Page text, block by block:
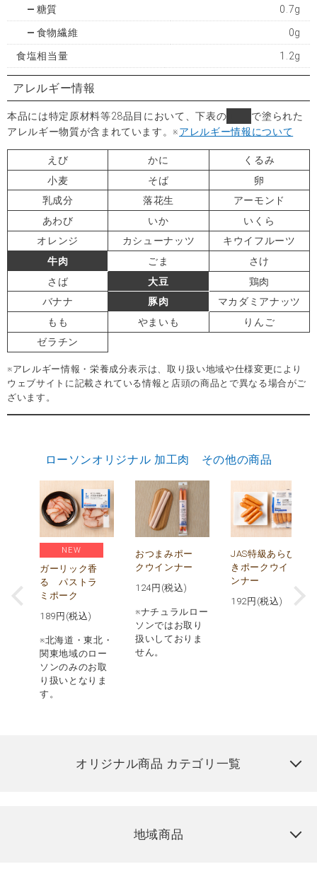
糖質 0.7g
食物繊維 0g
食塩相当量 1.2g
アレルギー情報
本品には特定原材料等28品目において、下表の
で塗られた
アレルギー物質が含まれています。※アレルギー情報について
えび かに
くるみ
小麦
そば
卵
乳成分
落花生
アーモンド
あわび
いか
いくら
オレンジ
カシューナッツ
キウイフルーツ
牛肉
ごま
さけ
さば
大豆
鶏肉
バナナ
豚肉
マカダミアナッツ
もも
やまいも
りんご
ゼラチン
※アレルギー情報・栄養成分表示は、取り扱い地域や仕様変更により
ウェブサイトに記載されている情報と店頭の商品とで異なる場合がご
ざいます。
ローソンオリジナル 加工肉 その他の商品
NEW
ガーリック香
る パストラ
ミポーク
189 円(税込)
※北海道・東北・
関東地域のロー
ソンのみのお取
り扱いとなりま
す。
おつまみポー
クウインナー
124円(税込)
※ナチュラルロー
ソンではお取り
扱いしておりま
せん。
JAS特級あらび
きポークウイ
ンナー
192円(税込)
オリジナル商品 カテゴリ一覧
地域商品